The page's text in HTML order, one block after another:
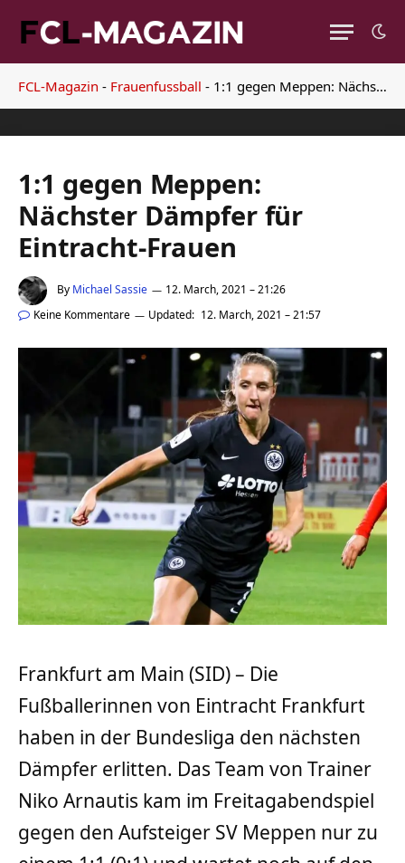
FCL-Magazin - Frauenfussball - 1:1 gegen Meppen: Nächster Dämpfer für Eintracht-Frauen
1:1 gegen Meppen:
Nächster Dämpfer für
Eintracht-Frauen
By Michael Sassie
12. March, 2021 – 21:26
Keine Kommentare
Updated: 12. March, 2021 – 21:57
Frankfurt am Main (SID) – Die
Fußballerinnen von Eintracht Frankfurt
haben in der Bundesliga den nächsten
Dämpfer erlitten. Das Team von Trainer
Niko Arnautis kam im Freitagabendspiel
gegen den Aufsteiger SV Meppen nur zu